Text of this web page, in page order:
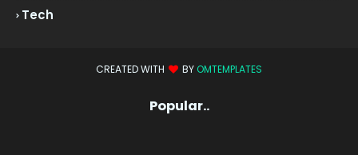
Tech
CREATED WITH BY OMTEMPLATES
Popular..